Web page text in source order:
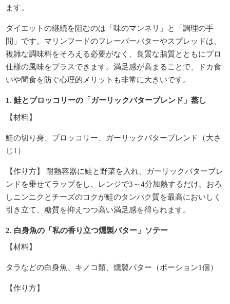
ます。
ダイエットの継続を阻むのは「味のマンネリ」と「調理の手
間」です。マリンフードのフレーバーバターやスプレッドは、
複雑な調味料をそろえる必要がなく、良質な脂質とともにプロ
仕様の風味をプラスできます。満足感が高まることで、ドカ食
いや間食を防ぐ心理的メリットも非常に大きいです。
1. 鮭とブロッコリーの「ガーリックバターブレンド」蒸し
【材料】
鮭の切り身、ブロッコリー、ガーリックバターブレンド（大さ
じ1）
【作り方】 耐熱容器に鮭と野菜を入れ、ガーリックバターブレ
ンドを乗せてラップをし、レンジで3～4分加熱するだけ。おろ
しニンニクとチーズのコクが鮭のタンパク質を最高においしく
引き立て、糖質を抑えつつ高い満足感を得られます。
2. 白身魚の「私の香り立つ燻製バター」ソテー
【材料】
タラなどの白身魚、キノコ類、燻製バター（ポーション1個）
【作り方】